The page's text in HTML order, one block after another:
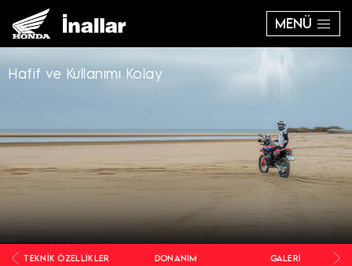
MENÜ
Hafif ve Kullanımı Kolay
TEKNIK ÖZELLIKLER DONANIM GALERI